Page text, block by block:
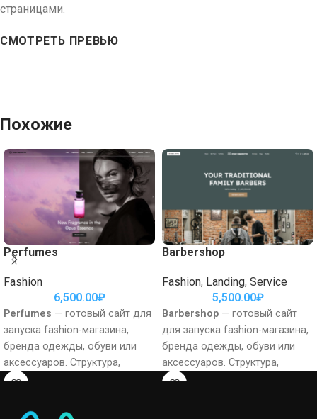
страницами.
СМОТРЕТЬ ПРЕВЬЮ
Похожие
Perfumes
Fashion
6,500.00₽
Perfumes — готовый сайт для
запуска fashion-магазина,
бренда одежды, обуви или
аксессуаров. Структура,
визуальная подача и
блоки уже собраны, поэтому
Barbershop
Fashion, Landing, Service
5,500.00₽
Barbershop — готовый сайт
для запуска fashion-магазина,
бренда одежды, обуви или
аксессуаров. Структура,
визуальная подача и